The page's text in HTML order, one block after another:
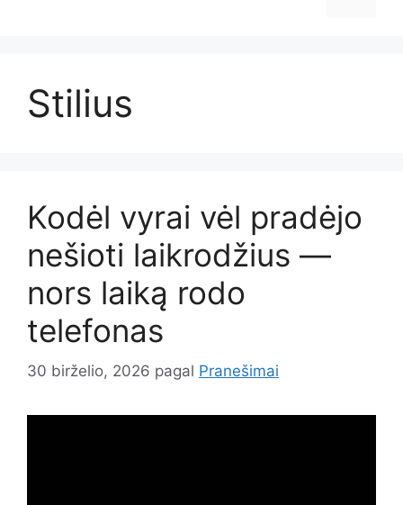
Stilius
Kodėl vyrai vėl pradėjo
nešioti laikrodžius —
nors laiką rodo
telefonas
30 birželio, 2026 pagal Pranešimai